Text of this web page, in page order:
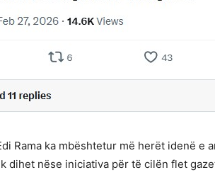
Rama ka mbështetur më herët idenë e
dihet nëse iniciativa për të cilën flet